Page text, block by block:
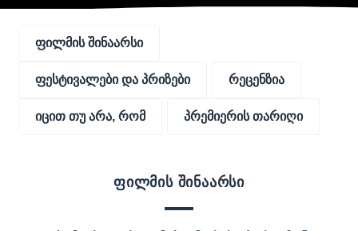
ფილმის შინაარსი
ფესტივალები და პრიზები რეცენზია
იცით თუ არა, რომ პრემიერის თარიღი
ფილმის შინაარსი